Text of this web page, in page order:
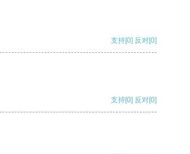
支持[0] 反对[0]
支持[0] 反对[0]